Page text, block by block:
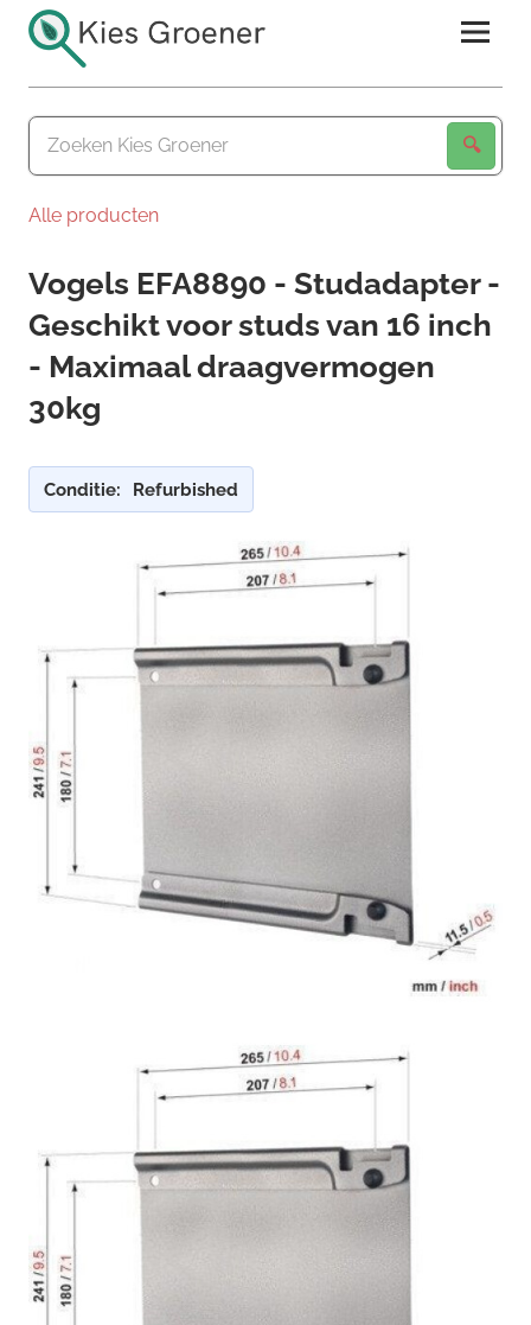
naar
inhoudKies
Groener
Alle producten
Vogels EFA8890 - Studadapter -
Geschikt voor studs van 16 inch
- Maximaal draagvermogen
30kg
Conditie: Refurbished